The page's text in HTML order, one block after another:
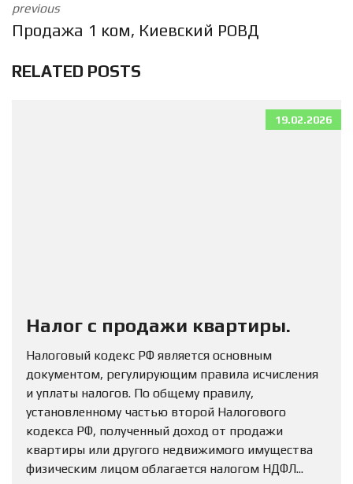
previous
Продажа 1 ком, Киевский РОВД
RELATED POSTS
19.02.2026
Налог с продажи квартиры.
Налоговый кодекс РФ является основным
документом, регулирующим правила исчисления
и уплаты налогов. По общему правилу,
установленному частью второй Налогового
кодекса РФ, полученный доход от продажи
квартиры или другого недвижимого имущества
физическим лицом облагается налогом НДФЛ...